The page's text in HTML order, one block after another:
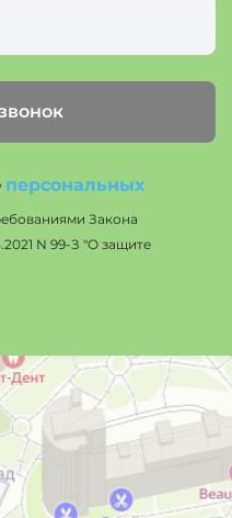
персональных
Закона
N 99-З "О защите